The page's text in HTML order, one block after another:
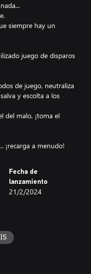
siempre hay un
juego de disparos
de juego, neutraliza
y escolta a los
del malo, ¡toma el
¡recarga a menudo!
Fecha de
lanzamiento
21/2/2024